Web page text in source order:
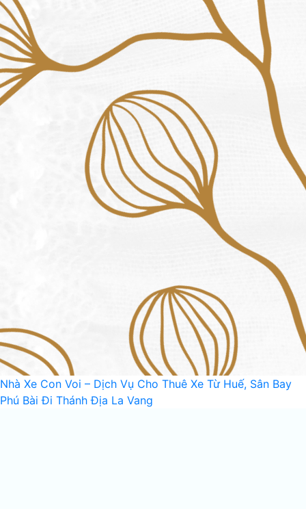
Nhà Xe Con Voi – Dịch Vụ Cho Thuê Xe Từ Huế, Sân Bay
Phú Bài Đi Thánh Địa La Vang